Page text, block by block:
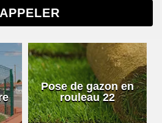
Pose de gazon en
rouleau 22